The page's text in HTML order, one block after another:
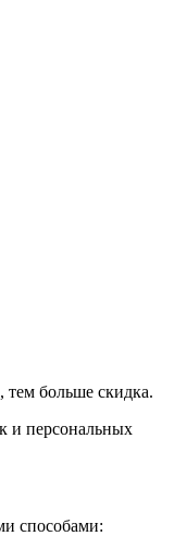
тем больше скидка.
и персональных
способами: